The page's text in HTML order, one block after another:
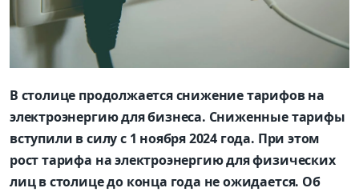
В столице продолжается снижение тарифов на
электроэнергию для бизнеса. Сниженные тарифы
вступили в силу с 1 ноября 2024 года. При этом
рост тарифа на электроэнергию для физических
лиц в столице до конца года не ожидается. Об